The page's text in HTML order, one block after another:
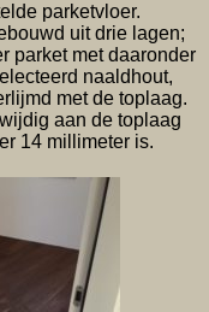
parketvloer.
uit drie lagen;
parket met daaronder
naaldhout,
met de toplaag.
aan de toplaag
14 millimeter is.